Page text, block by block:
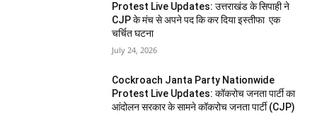
Protest Live Updates: उत्तराखंड के सिपाही ने
CJP के मंच से अपने पद कि कर दिया इस्तीफा एक
चर्चित घटना
July 24, 2026
Cockroach Janta Party Nationwide
Protest Live Updates: कॉकरोच जनता पार्टी का
आंदोलन सरकार के सामने कॉकरोच जनता पार्टी (CJP)